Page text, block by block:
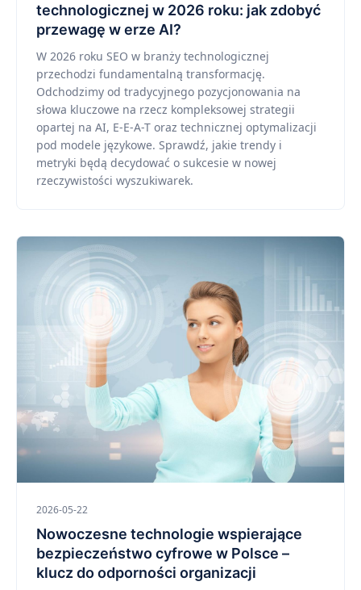
technologicznej w 2026 roku: jak zdobyć
przewagę w erze AI?
W 2026 roku SEO w branży technologicznej
przechodzi fundamentalną transformację.
Odchodzimy od tradycyjnego pozycjonowania na
słowa kluczowe na rzecz kompleksowej strategii
opartej na AI, E-E-A-T oraz technicznej optymalizacji
pod modele językowe. Sprawdź, jakie trendy i
metryki będą decydować o sukcesie w nowej
rzeczywistości wyszukiwarek.
2026-05-22
Nowoczesne technologie wspierające
bezpieczeństwo cyfrowe w Polsce –
klucz do odporności organizacji